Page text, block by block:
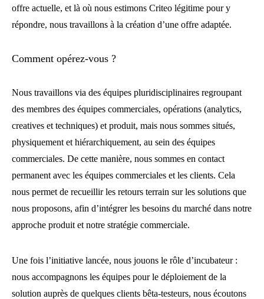
offre actuelle, et là où nous estimons Criteo légitime pour y
répondre, nous travaillons à la création d’une offre adaptée.
Comment opérez-vous ?
Nous travaillons via des équipes pluridisciplinaires regroupant
des membres des équipes commerciales, opérations (analytics,
creatives et techniques) et produit, mais nous sommes situés,
physiquement et hiérarchiquement, au sein des équipes
commerciales. De cette manière, nous sommes en contact
permanent avec les équipes commerciales et les clients. Cela
nous permet de recueillir les retours terrain sur les solutions que
nous proposons, afin d’intégrer les besoins du marché dans notre
approche produit et notre stratégie commerciale.
Une fois l’initiative lancée, nous jouons le rôle d’incubateur :
nous accompagnons les équipes pour le déploiement de la
solution auprès de quelques clients bêta-testeurs, nous écoutons